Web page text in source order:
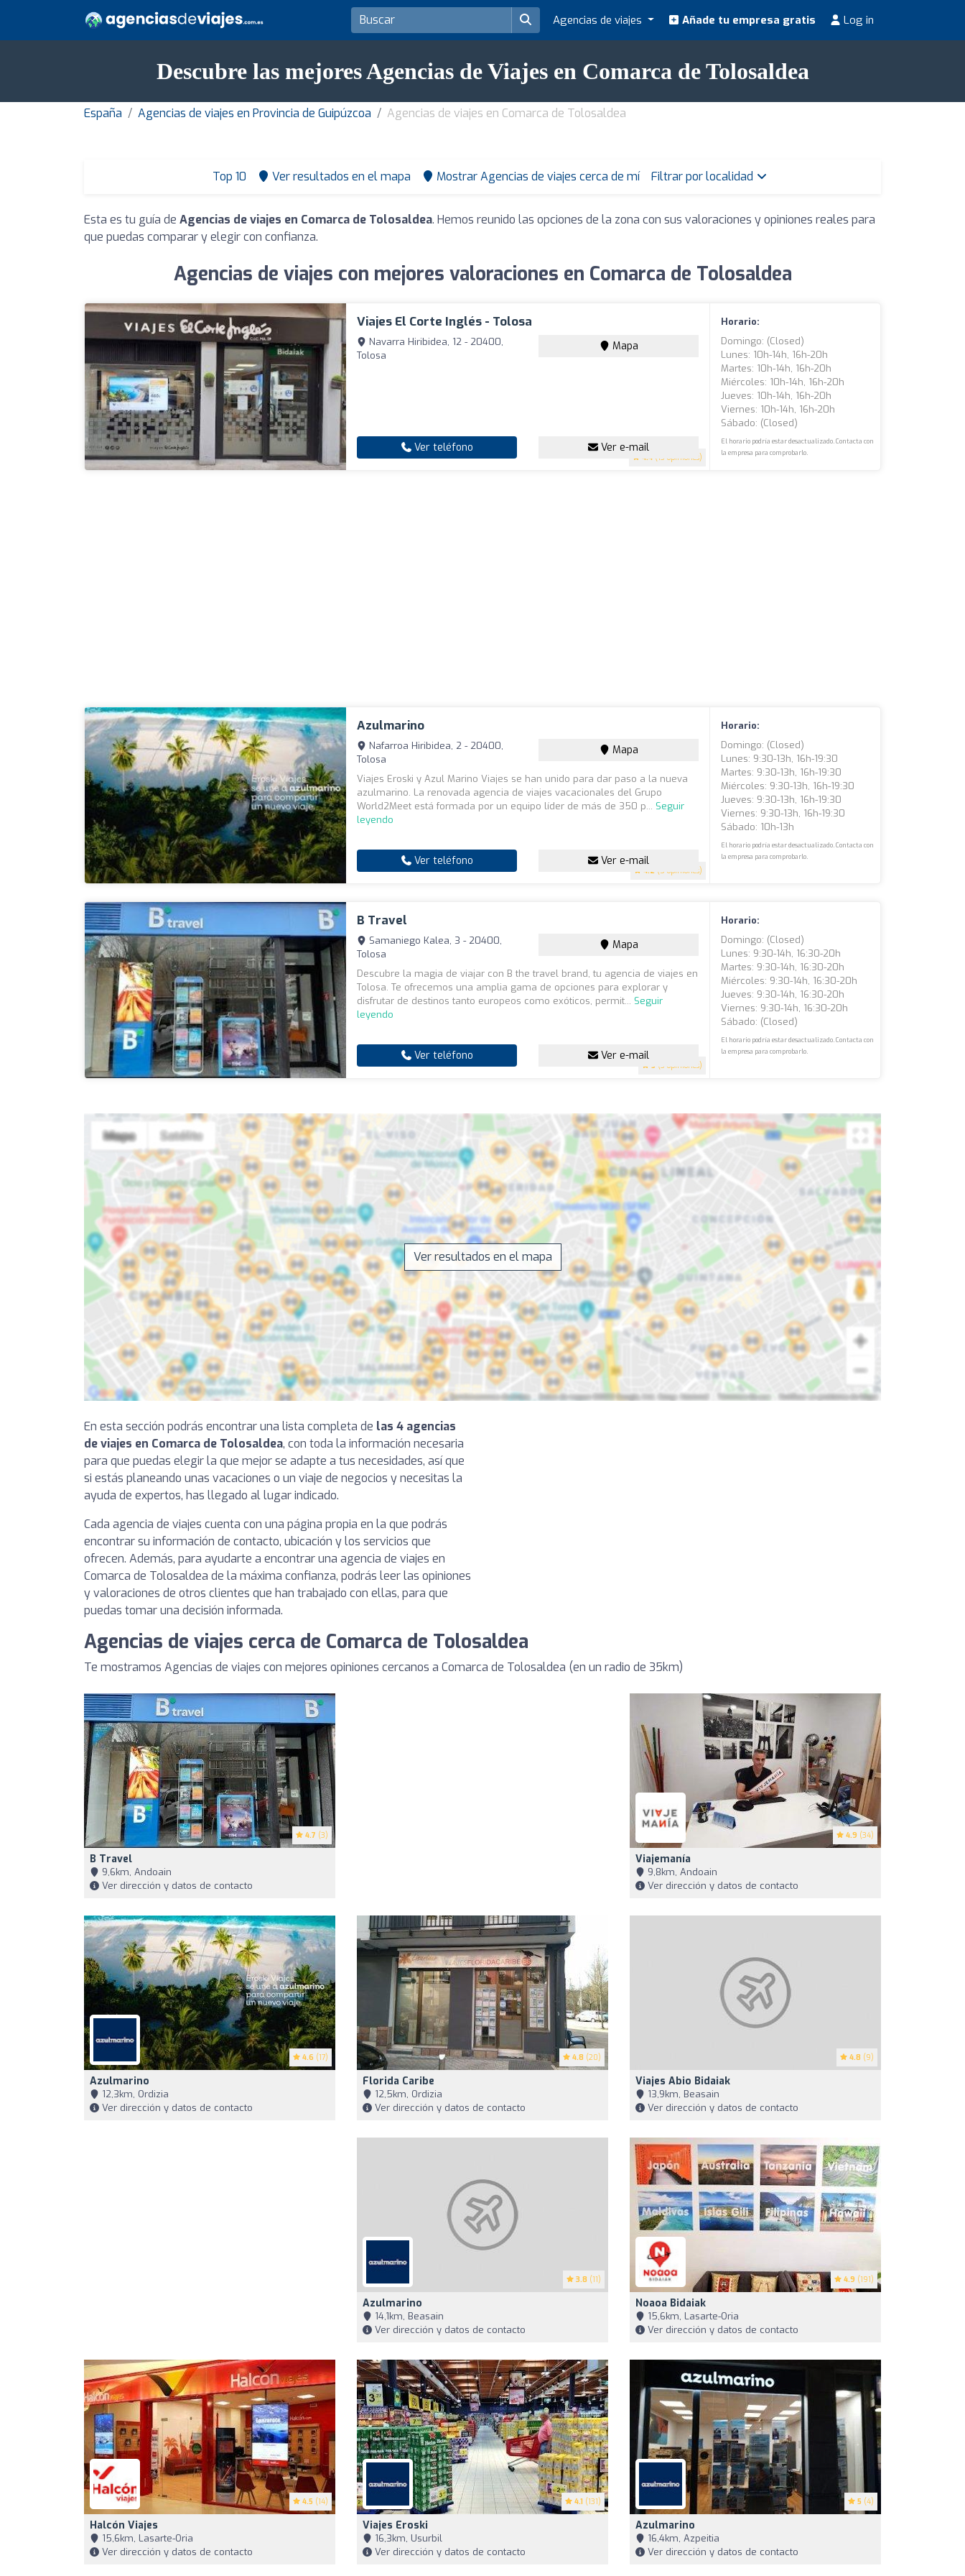
Agencias de viajes Añade tu empresa gratis Log in
Descubre las mejores Agencias de Viajes en Comarca de Tolosaldea
España Agencias de viajes en Provincia de Guipúzcoa Agencias de viajes en Comarca de Tolosaldea
Top 10 Ver resultados en el mapa Mostrar Agencias de viajes cerca de mí Filtrar por localidad
Esta es tu guía de Agencias de viajes en Comarca de Tolosaldea. Hemos reunido las opciones de la zona con sus valoraciones y opiniones reales para
que puedas comparar y elegir con confianza.
Agencias de viajes con mejores valoraciones en Comarca de Tolosaldea
Viajes El Corte Inglés - Tolosa
4.4 (13 opiniones)
Navarra Hiribidea, 12 - 20400,
Tolosa
Mapa
Ver teléfono Ver e-mail
Horario:
Domingo: (closed)
Lunes: 10h-14h, 16h-20h
Martes: 10h-14h, 16h-20h
Miércoles: 10h-14h, 16h-20h
Jueves: 10h-14h, 16h-20h
Viernes: 10h-14h, 16h-20h
Sábado: (closed)
El horario podría estar desactualizado. Contacta con
la empresa para comprobarlo.
Azulmarino
4.2 (5 opiniones)
Nafarroa Hiribidea, 2 - 20400,
Tolosa
Mapa
Viajes Eroski y Azul Marino Viajes se han unido para dar paso a la nueva
azulmarino. La renovada agencia de viajes vacacionales del Grupo
World2Meet está formada por un equipo líder de más de 350 p... Seguir
leyendo
Ver teléfono Ver e-mail
Horario:
Domingo: (closed)
Lunes: 9:30-13h, 16h-19:30
Martes: 9:30-13h, 16h-19:30
Miércoles: 9:30-13h, 16h-19:30
Jueves: 9:30-13h, 16h-19:30
Viernes: 9:30-13h, 16h-19:30
Sábado: 10h-13h
El horario podría estar desactualizado. Contacta con
la empresa para comprobarlo.
B Travel
5 (3 opiniones)
Samaniego Kalea, 3 - 20400,
Tolosa
Mapa
Descubre la magia de viajar con B the travel brand, tu agencia de viajes en
Tolosa. Te ofrecemos una amplia gama de opciones para explorar y
disfrutar de destinos tanto europeos como exóticos, permit... Seguir
leyendo
Ver teléfono Ver e-mail
Horario:
Domingo: (closed)
Lunes: 9:30-14h, 16:30-20h
Martes: 9:30-14h, 16:30-20h
Miércoles: 9:30-14h, 16:30-20h
Jueves: 9:30-14h, 16:30-20h
Viernes: 9:30-14h, 16:30-20h
Sábado: (closed)
El horario podría estar desactualizado. Contacta con
la empresa para comprobarlo.
Ver resultados en el mapa
En esta sección podrás encontrar una lista completa de las 4 agencias
de viajes en Comarca de Tolosaldea, con toda la información necesaria
para que puedas elegir la que mejor se adapte a tus necesidades, así que
si estás planeando unas vacaciones o un viaje de negocios y necesitas la
ayuda de expertos, has llegado al lugar indicado.
Cada agencia de viajes cuenta con una página propia en la que podrás
encontrar su información de contacto, ubicación y los servicios que
ofrecen. Además, para ayudarte a encontrar una agencia de viajes en
Comarca de Tolosaldea de la máxima confianza, podrás leer las opiniones
y valoraciones de otros clientes que han trabajado con ellas, para que
puedas tomar una decisión informada.
Agencias de viajes cerca de Comarca de Tolosaldea
Te mostramos Agencias de viajes con mejores opiniones cercanos a Comarca de Tolosaldea (en un radio de 35km)
4.7 (3)
B Travel
9,6km, Andoain
Ver dirección y datos de contacto
4.9 (34)
Viajemanía
9,8km, Andoain
Ver dirección y datos de contacto
4.6 (17)
Azulmarino
12,3km, Ordizia
Ver dirección y datos de contacto
4.8 (20)
Florida Caribe
12,5km, Ordizia
Ver dirección y datos de contacto
4.8 (9)
Viajes Abio Bidaiak
13,9km, Beasain
Ver dirección y datos de contacto
3.8 (11)
Azulmarino
14,1km, Beasain
Ver dirección y datos de contacto
4.9 (191)
Noaoa Bidaiak
15,6km, Lasarte-Oria
Ver dirección y datos de contacto
4.5 (14)
Halcón Viajes
15,6km, Lasarte-Oria
Ver dirección y datos de contacto
4.1 (131)
Viajes Eroski
16,3km, Usurbil
Ver dirección y datos de contacto
5 (4)
Azulmarino
16,4km, Azpeitia
Ver dirección y datos de contacto